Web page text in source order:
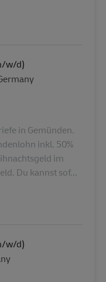
w/d)
in Gemünden.
inkl. 50%
im
Du kannst sof...
w/d)